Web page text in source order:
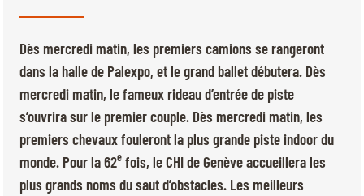
LIENS RAPIDES
DÉPARTS & RÉSULTATS
ROLEX GRAND SLAM
BILLETTERIE
BÉNÉVOLES
MÉDIAS
EN
Jeudi, 17 Septembre 2026
Dès mercredi matin, les premiers camions se rangeront
dans la halle de Palexpo, et le grand ballet débutera. Dès
mercredi matin, le fameux rideau d’entrée de piste
s’ouvrira sur le premier couple. Dès mercredi matin, les
premiers chevaux fouleront la plus grande piste indoor du
monde. Pour la 62e fois, le CHI de Genève accueillera les
plus grands noms du saut d’obstacles. Les meilleurs